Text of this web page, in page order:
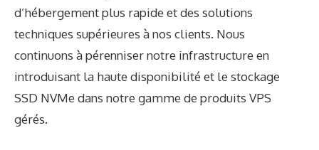
d’hébergement plus rapide et des solutions
techniques supérieures à nos clients. Nous
continuons à pérenniser notre infrastructure en
introduisant la haute disponibilité et le stockage
SSD NVMe dans notre gamme de produits VPS
gérés.